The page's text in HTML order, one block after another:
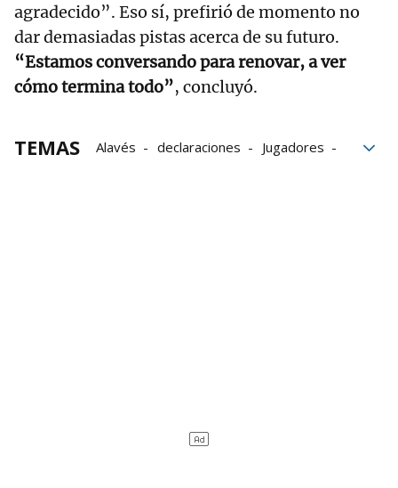
agradecido”. Eso sí, prefirió de momento no
dar demasiadas pistas acerca de su futuro.
“Estamos conversando para renovar, a ver
cómo termina todo”, concluyó.
TEMAS Alavés declaraciones
Jugadores